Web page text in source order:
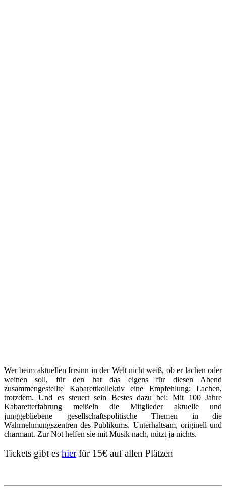
Wer beim aktuellen Irrsinn in der Welt nicht weiß, ob er lachen oder
weinen soll, für den hat das eigens für diesen Abend
zusammengestellte Kabarettkollektiv eine Empfehlung: Lachen,
trotzdem. Und es steuert sein Bestes dazu bei: Mit 100 Jahre
Kabaretterfahrung meißeln die Mitglieder aktuelle und
junggebliebene gesellschaftspolitische Themen in die
Wahrnehmungszentren des Publikums. Unterhaltsam, originell und
charmant. Zur Not helfen sie mit Musik nach, nützt ja nichts.
Tickets gibt es hierfür 15€ auf allen Plätzen